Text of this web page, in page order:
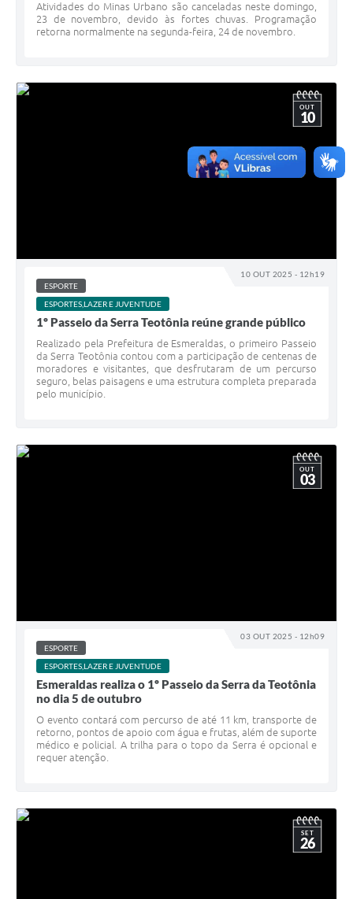
Atividades do Minas Urbano são canceladas neste domingo,
23 de novembro, devido às fortes chuvas. Programação
retorna normalmente na segunda-feira, 24 de novembro.
10 OUT 2025 - 12h19
OUT
10
ESPORTE
ESPORTES,LAZER E JUVENTUDE
1º Passeio da Serra Teotônia reúne grande público
Realizado pela Prefeitura de Esmeraldas, o primeiro Passeio
da Serra Teotônia contou com a participação de centenas de
moradores e visitantes, que desfrutaram de um percurso
seguro, belas paisagens e uma estrutura completa preparada
pelo município.
03 OUT 2025 - 12h09
OUT
03
ESPORTE
ESPORTES,LAZER E JUVENTUDE
Esmeraldas realiza o 1º Passeio da Serra da Teotônia
no dia 5 de outubro
O evento contará com percurso de até 11 km, transporte de
retorno, pontos de apoio com água e frutas, além de suporte
médico e policial. A trilha para o topo da Serra é opcional e
requer atenção.
SET
26